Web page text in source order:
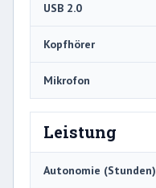
USB 2.0
Kopfhörer
Mikrofon
Leistung
Autonomie (Stunden)